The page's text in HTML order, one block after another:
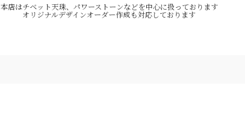
本店はチベット天珠、パワーストーンなどを中心に扱っております
オリジナルデザインオーダー作成も対応しております